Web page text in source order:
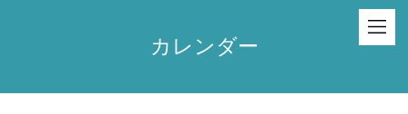
カレンダー